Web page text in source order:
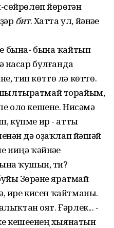
сөйрөлөп йөрөгән
бит. Хатта ул, йәнәһе
бына- бына ҡайтып
насар булғанда
тип көттө лә көттө.
торайым,
оло кешене. Нисәмә
күпме ир - атты
дә оҙаҡлап йәшәй
ниңә ҡәйнәһе
ҡушһын, ти?
Зөһрәне яратмай
ире кисен ҡайтманы.
оят. Ғәрлек... -
кешеһенең хыянатын